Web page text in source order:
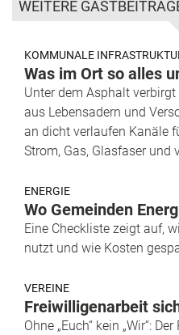
WEITERE
KOMMUNALE
Was im Ort so alles
Unter dem Asphalt
aus Lebensadern und
an dicht verlaufen Kanäle
Strom, Gas, Glasfaser und
ENERGIE
Wo Gemeinden
Eine Checkliste zeigt auf,
nutzt und wie Kosten
VEREINE
Freiwilligenarbeit
Ohne „Euch“ kein „Wir“: